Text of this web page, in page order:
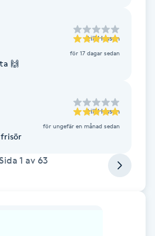
till Hassan
för 17 dagar sedan
🙌
till Hassan
för ungefär en månad sedan
1 av 63